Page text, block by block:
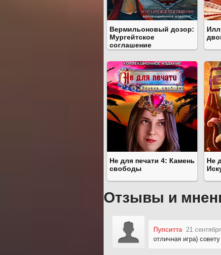
Вермильоновый дозор:
Мургейтское
соглашение
Не для печати 4: Камень
свободы
Не
Отзывы и
Пупситта 21
отличная игра)